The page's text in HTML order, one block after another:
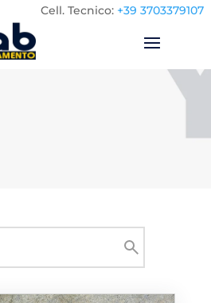
Cell. Tecnico: +39 3703379107
sito
Cerca